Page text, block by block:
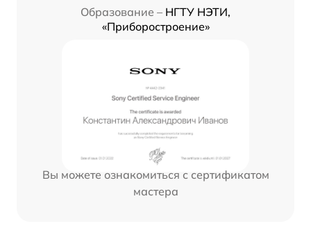
Образование – НГТУ НЭТИ,
«Приборостроение»
Вы можете ознакомиться с сертификатом
мастера